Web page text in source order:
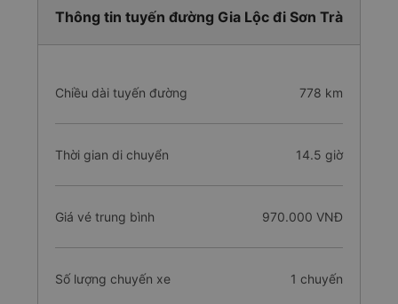
Thông tin tuyến đường Gia Lộc đi Sơn Trà
Chiều dài tuyến đường 778 km
Thời gian di chuyển 14.5 giờ
Giá vé trung bình 970.000 VNĐ
Số lượng chuyến xe 1 chuyến